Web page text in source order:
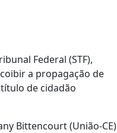
Federal (STF),
a propagação de
de cidadão
Bittencourt (União-CE)